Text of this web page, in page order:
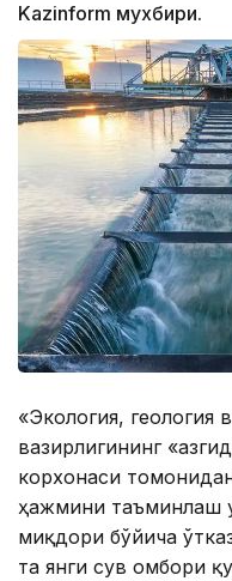
Kazinform мухбири.
«Экология, геология
вазирлигининг
корхонаси
ҳажмини таъминлаш
миқдори бўйича
та янги сув омбори